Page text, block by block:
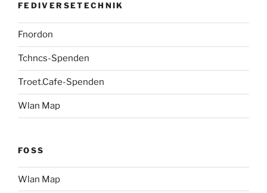
FEDIVERSETECHNIK
Fnordon
Tchncs-Spenden
Troet.Cafe-Spenden
Wlan Map
FOSS
Wlan Map